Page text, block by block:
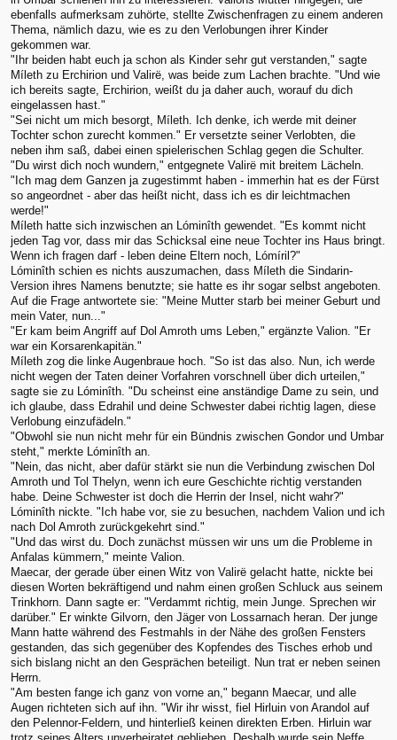
ebenfalls aufmerksam zuhörte, stellte Zwischenfragen zu einem anderen
Thema, nämlich dazu, wie es zu den Verlobungen ihrer Kinder
gekommen war.
"Ihr beiden habt euch ja schon als Kinder sehr gut verstanden," sagte
Míleth zu Erchirion und Valirë, was beide zum Lachen brachte. "Und wie
ich bereits sagte, Erchirion, weißt du ja daher auch, worauf du dich
eingelassen hast."
"Sei nicht um mich besorgt, Míleth. Ich denke, ich werde mit deiner
Tochter schon zurecht kommen." Er versetzte seiner Verlobten, die
neben ihm saß, dabei einen spielerischen Schlag gegen die Schulter.
"Du wirst dich noch wundern," entgegnete Valirë mit breitem Lächeln.
"Ich mag dem Ganzen ja zugestimmt haben - immerhin hat es der Fürst
so angeordnet - aber das heißt nicht, dass ich es dir leichtmachen
werde!"
Míleth hatte sich inzwischen an Lóminîth gewendet. "Es kommt nicht
jeden Tag vor, dass mir das Schicksal eine neue Tochter ins Haus bringt.
Wenn ich fragen darf - leben deine Eltern noch, Lómíril?"
Lóminîth schien es nichts auszumachen, dass Míleth die Sindarin-
Version ihres Namens benutzte; sie hatte es ihr sogar selbst angeboten.
Auf die Frage antwortete sie: "Meine Mutter starb bei meiner Geburt und
mein Vater, nun..."
"Er kam beim Angriff auf Dol Amroth ums Leben," ergänzte Valion. "Er
war ein Korsarenkapitän."
Míleth zog die linke Augenbraue hoch. "So ist das also. Nun, ich werde
nicht wegen der Taten deiner Vorfahren vorschnell über dich urteilen,"
sagte sie zu Lóminîth. "Du scheinst eine anständige Dame zu sein, und
ich glaube, dass Edrahil und deine Schwester dabei richtig lagen, diese
Verlobung einzufädeln."
"Obwohl sie nun nicht mehr für ein Bündnis zwischen Gondor und Umbar
steht," merkte Lóminîth an.
"Nein, das nicht, aber dafür stärkt sie nun die Verbindung zwischen Dol
Amroth und Tol Thelyn, wenn ich eure Geschichte richtig verstanden
habe. Deine Schwester ist doch die Herrin der Insel, nicht wahr?"
Lóminîth nickte. "Ich habe vor, sie zu besuchen, nachdem Valion und ich
nach Dol Amroth zurückgekehrt sind."
"Und das wirst du. Doch zunächst müssen wir uns um die Probleme in
Anfalas kümmern," meinte Valion.
Maecar, der gerade über einen Witz von Valirë gelacht hatte, nickte bei
diesen Worten bekräftigend und nahm einen großen Schluck aus seinem
Trinkhorn. Dann sagte er: "Verdammt richtig, mein Junge. Sprechen wir
darüber." Er winkte Gilvorn, den Jäger von Lossarnach heran. Der junge
Mann hatte während des Festmahls in der Nähe des großen Fensters
gestanden, das sich gegenüber des Kopfendes des Tisches erhob und
sich bislang nicht an den Gesprächen beteiligt. Nun trat er neben seinen
Herrn.
"Am besten fange ich ganz von vorne an," begann Maecar, und alle
Augen richteten sich auf ihn. "Wir ihr wisst, fiel Hirluin von Arandol auf
den Pelennor-Feldern, und hinterließ keinen direkten Erben. Hirluin war